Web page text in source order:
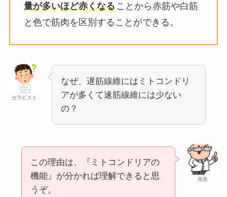
量が多いほど赤くなることから赤筋や白筋
と色で筋肉を区別することができる。
セラピスト
なぜ、遅筋線維にはミトコンドリ
アが多くて速筋線維には少ない
の？
先生
この理由は、『ミトコンドリアの
機能』が分かれば理解できると思
うぞ。